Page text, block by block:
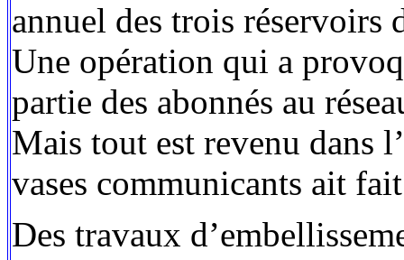
annuel des trois réservoirs
Une opération qui a
partie des abonnés au
Mais tout est revenu dans
vases communicants ait
Des travaux